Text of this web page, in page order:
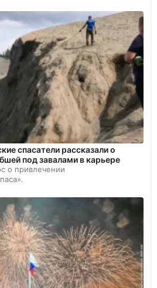
спасатели рассказали о
под завалами в карьере
о привлечении